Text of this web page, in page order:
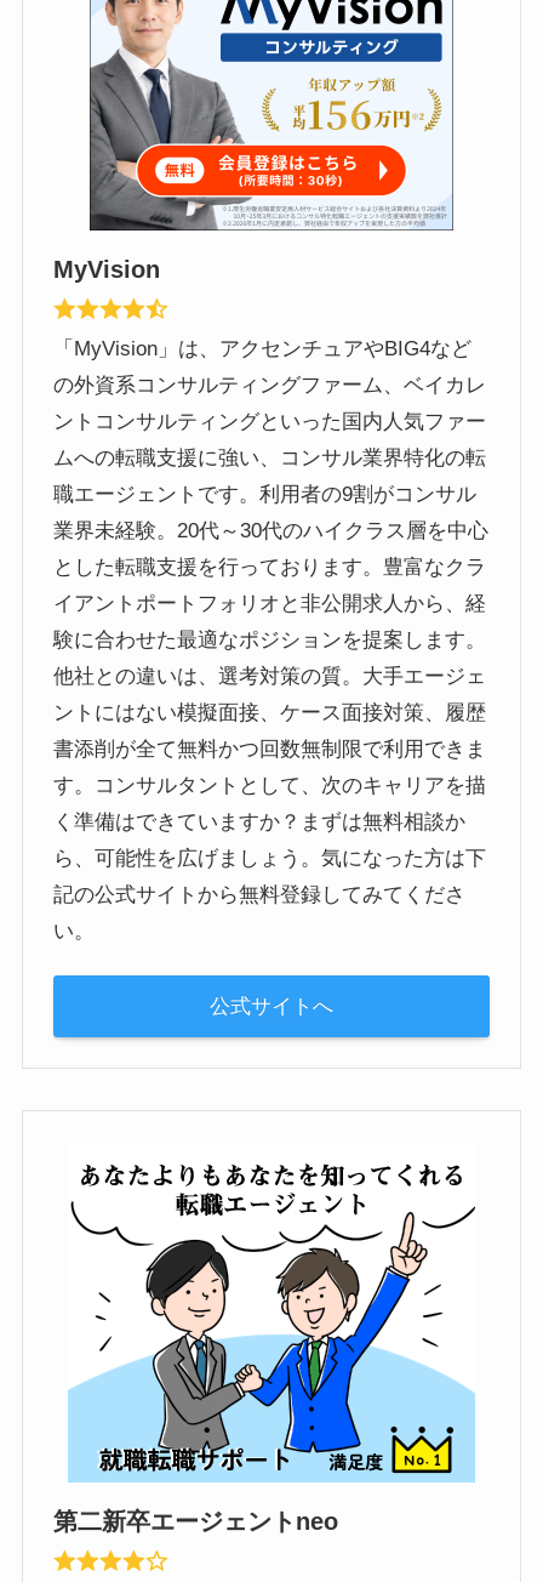
MyVision
「MyVision」は、アクセンチュアやBIG4など
の外資系コンサルティングファーム、ベイカレ
ントコンサルティングといった国内人気ファー
ムへの転職支援に強い、コンサル業界特化の転
職エージェントです。利用者の9割がコンサル
業界未経験。20代～30代のハイクラス層を中心
とした転職支援を行っております。豊富なクラ
イアントポートフォリオと非公開求人から、経
験に合わせた最適なポジションを提案します。
他社との違いは、選考対策の質。大手エージェ
ントにはない模擬面接、ケース面接対策、履歴
書添削が全て無料かつ回数無制限で利用できま
す。コンサルタントとして、次のキャリアを描
く準備はできていますか？まずは無料相談か
ら、可能性を広げましょう。気になった方は下
記の公式サイトから無料登録してみてくださ
い。
公式サイトへ
第二新卒エージェントneo